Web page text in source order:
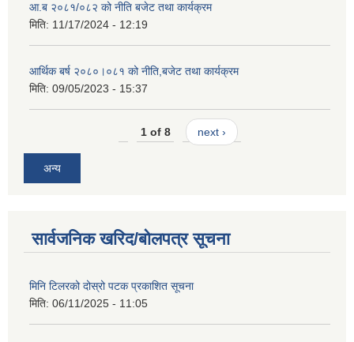
आ.ब २०८१/०८२ को नीति बजेट तथा कार्यक्रम
मिति: 11/17/2024 - 12:19
आर्थिक बर्ष २०८०।०८१ को नीति,बजेट तथा कार्यक्रम
मिति: 09/05/2023 - 15:37
1 of 8 next ›
अन्य
सार्वजनिक खरिद/बोलपत्र सूचना
मिनि टिलरको दोस्रो पटक प्रकाशित सूचना
मिति: 06/11/2025 - 11:05